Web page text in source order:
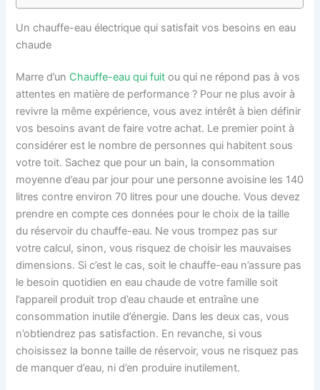
Un chauffe-eau électrique qui satisfait vos besoins en eau
chaude
Marre d’un Chauffe-eau qui fuit ou qui ne répond pas à vos
attentes en matière de performance ? Pour ne plus avoir à
revivre la même expérience, vous avez intérêt à bien définir
vos besoins avant de faire votre achat. Le premier point à
considérer est le nombre de personnes qui habitent sous
votre toit. Sachez que pour un bain, la consommation
moyenne d’eau par jour pour une personne avoisine les 140
litres contre environ 70 litres pour une douche. Vous devez
prendre en compte ces données pour le choix de la taille
du réservoir du chauffe-eau. Ne vous trompez pas sur
votre calcul, sinon, vous risquez de choisir les mauvaises
dimensions. Si c’est le cas, soit le chauffe-eau n’assure pas
le besoin quotidien en eau chaude de votre famille soit
l’appareil produit trop d’eau chaude et entraîne une
consommation inutile d’énergie. Dans les deux cas, vous
n’obtiendrez pas satisfaction. En revanche, si vous
choisissez la bonne taille de réservoir, vous ne risquez pas
de manquer d’eau, ni d’en produire inutilement.